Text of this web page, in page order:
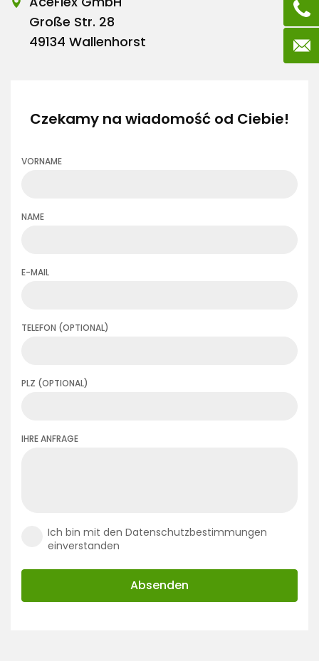
Große Str. 28
49134 Wallenhorst
Czekamy na wiadomość od Ciebie!
VORNAME
NAME
E-MAIL
TELEFON (OPTIONAL)
PLZ (OPTIONAL)
IHRE ANFRAGE
Ich bin mit den Datenschutzbestimmungen
einverstanden